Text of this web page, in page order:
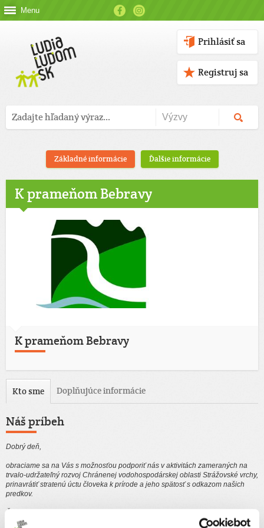
Menu
Prihlásiť sa
Registruj sa
Základné informácie Ďalšie informácie
K prameňom Bebravy
K prameňom Bebravy
Kto sme Doplňujúce informácie
Náš príbeh
Dobrý deň,
obraciame sa na Vás s možnosťou podporiť nás v aktivitách zameraných na
trvalo-udržateľný rozvoj Chránenej vodohospodárskej oblasti Strážovské vrchy,
prinavrátiť stratenú úctu človeka k prírode a jeho spätosť s odkazom našich
predkov.